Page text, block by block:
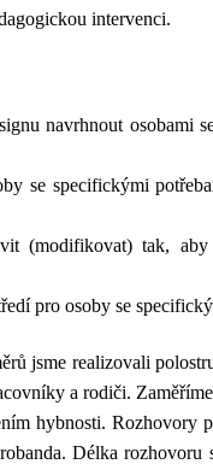
intervenci.
navrhnout osobami
se specifickými
(modifikovat) tak,
pro osoby se
jsme realizovali
a rodiči.
hybnosti. Rozhovory
Délka